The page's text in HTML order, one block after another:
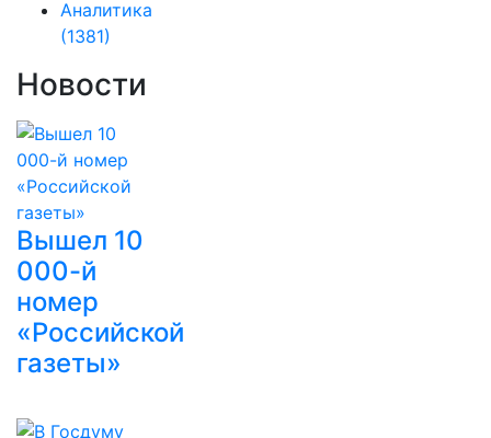
Аналитика
(1381)
Новости
Вышел 10
000-й
номер
«Российской
газеты»